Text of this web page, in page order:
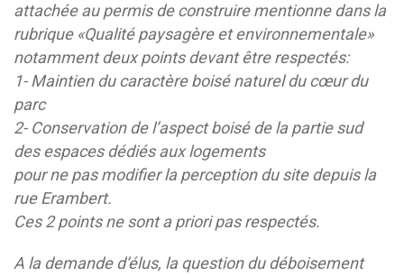
attachée au permis de construire mentionne dans la
rubrique «Qualité paysagère et environnementale»
notamment deux points devant être respectés:
1- Maintien du caractère boisé naturel du cœur du
parc
2- Conservation de l’aspect boisé de la partie sud
des espaces dédiés aux logements
pour ne pas modifier la perception du site depuis la
rue Erambert.
Ces 2 points ne sont a priori pas respectés.
A la demande d’élus, la question du déboisement